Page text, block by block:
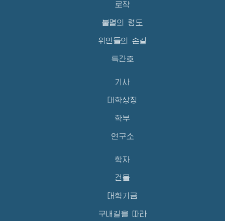
로작
불멸의 령도
위인들의 손길
특간호
기사
대학상징
학부
연구소
학자
건물
대학기금
구내길을 따라